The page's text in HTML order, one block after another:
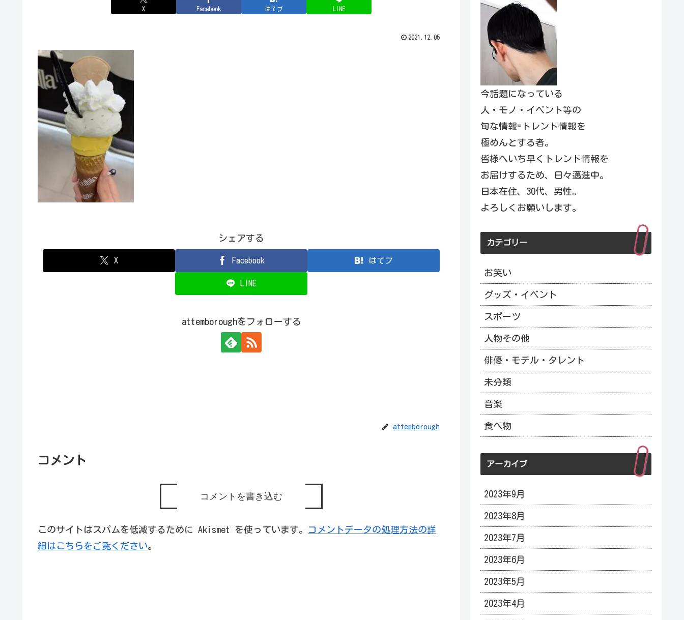
X Facebook はてブ LINE
2021.12.05
シェアする
X Facebook はてブ
LINE
attemboroughをフォローする
attemborough
コメント
コメントを書き込む
このサイトはスパムを低減するために Akismet を使っています。
コメントデータの処理方法の詳
細はこちらをご覧ください。
今話題になっている
人・モノ・イベント等の
旬な情報=トレンド情報を
極めんとする者。
皆様へいち早くトレンド情報を
お届けするため、日々邁進中。
日本在住、30代、男性。
よろしくお願いします。
カテゴリー
お笑い
グッズ・イベント
スポーツ
人物その他
俳優・モデル・タレント
未分類
音楽
食べ物
アーカイブ
2023年9月
2023年8月
2023年7月
2023年6月
2023年5月
2023年4月